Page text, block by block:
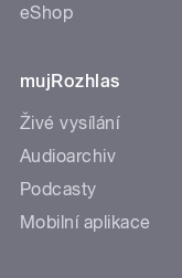
eShop
mujRozhlas
Živé vysílání
Audioarchiv
Podcasty
Mobilní aplikace